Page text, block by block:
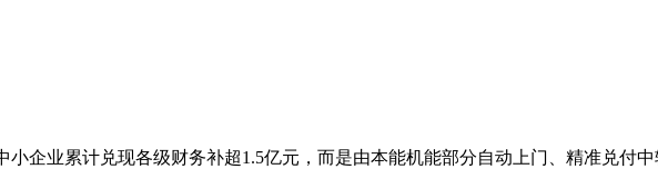
业累计兑现各级财务补超1.5亿元，而是由本能机能部分自动上门、精准兑付